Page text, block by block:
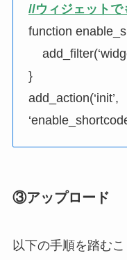
//ウィジェット
function
add_filter(
}
add_action(‘init’,
③アップロード
以下の手順を踏む